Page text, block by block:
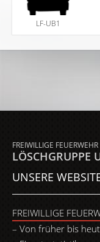
LF-UB1
FREIWILLIGE
LÖSCHGRUPPE
UNSERE
FREIWILLIGE
Von früher bis